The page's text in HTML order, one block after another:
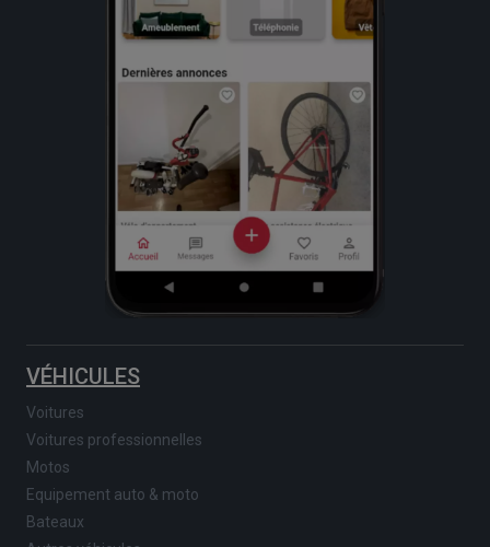
VÉHICULES
Voitures
Voitures professionnelles
Motos
Equipement auto & moto
Bateaux